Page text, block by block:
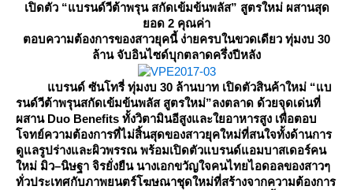
เปิดตัว “แบรนด์วีต้าพรุน สกัดเข้มข้นพลัส” สูตรใหม่ ผสานสุด
อด 2 คุณค่า
ตอบความต้องการของสาวยุคนี้ ง่ายครบในขวดเดียว ทุ่มงบ 30
ล้านจับอินไซด์บุกตลาดครึ่งปีหลัง
บรนด์ ซันโทรี่ ทุ่มงบ 30 ล้านบาท เปิดตัวสินค้าใหม่ “แบ
รนด์วีต้าพรุนสกัดเข้มข้นพลัส สูตรใหม่”ลงตลาด ด้วยจุดเด่นที่
ผสาน Duo Benefits ทั้งวิตามินอีสูงและใยอาหารสูง เพื่อตอบ
จทย์ความต้องการที่ไม่สิ้นสุดของสาวยุคใหม่ที่สนใจทั้งด้านการ
ดูแลรูปร่างและผิวพรรณ พร้อมเปิดตัวแบรนด์แอมบาสเดอร์คน
หม่ มิว–นิษฐา จิรยั่งยืน นางเอกขวัญใจคนไทยไอดอลของสาวๆ
ทั่วประเทศกับภาพยนตร์โฆษณาชุดใหม่ที่สร้างจากความต้องการ